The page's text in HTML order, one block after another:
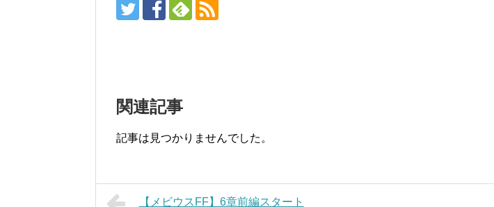
関連記事
記事は見つかりませんでした。
【メビウスFF】6章前編スタート